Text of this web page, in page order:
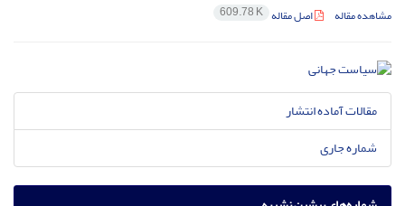
مشاهده مقاله اصل مقاله 609.78 K
مقالات آماده انتشار
شماره جاری